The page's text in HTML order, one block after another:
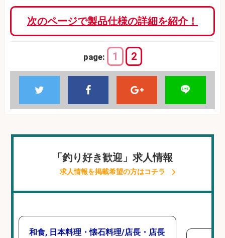
次のページで製品仕様の詳細を紹介！
page: 1 2
「釣り好き歓迎」求人情報
求人情報を掲載希望の方はコチラ
和食, 日本料理・懐石料理/店長・店長